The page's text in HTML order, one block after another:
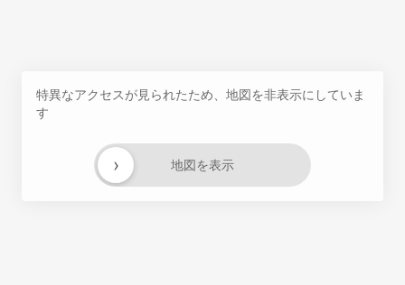
特異なアクセスが見られたため、地図を非表示にしていま
す
地図を表示
›